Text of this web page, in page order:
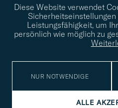
Diese Website verwendet
Leistungsfähigkeit, um
persönlich wie möglich zu
NUR NOTWENDIGE
ALLE
Benötigen Sie Hilfe bei der
Wenden Sie sich an uns, wir
STILBERATUNG